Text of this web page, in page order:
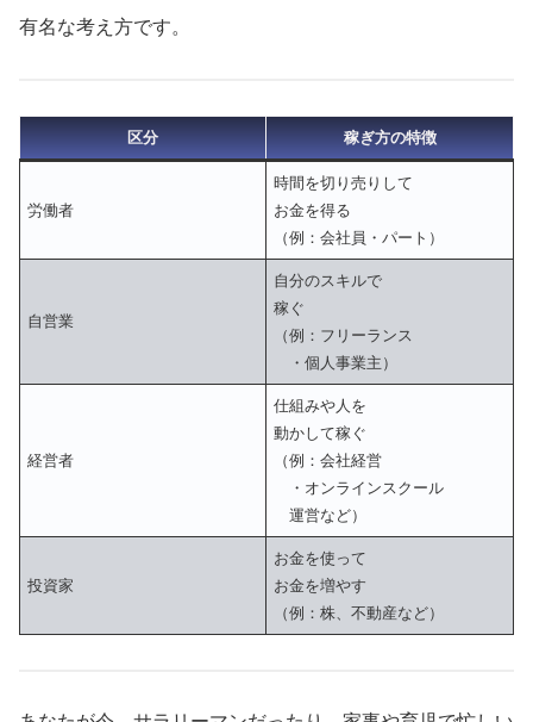
有名な考え方です。
区分 稼ぎ方の特徴
労働者
時間を切り売りして
お金を得る
（例：会社員・パート）
自営業
自分のスキルで
稼ぐ
（例：フリーランス
・個人事業主）
経営者
仕組みや人を
動かして稼ぐ
（例：会社経営
・オンラインスクール
運営など）
投資家
お金を使って
お金を増やす
（例：株、不動産など）